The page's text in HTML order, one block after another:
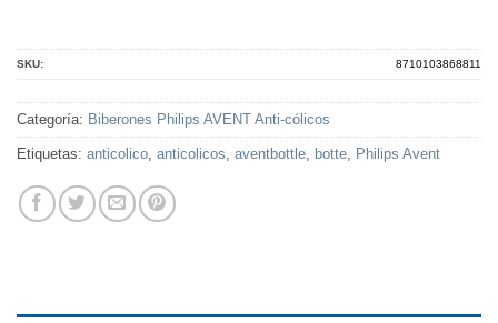
SKU: 8710103868811
Categoría: Biberones Philips AVENT Anti-cólicos
Etiquetas: anticolico, anticolicos, aventbottle, botte, Philips Avent